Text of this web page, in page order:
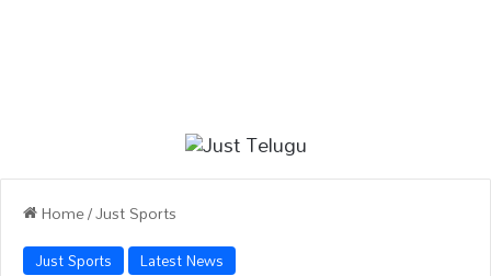
Home/Just Sports
Just Sports Latest News